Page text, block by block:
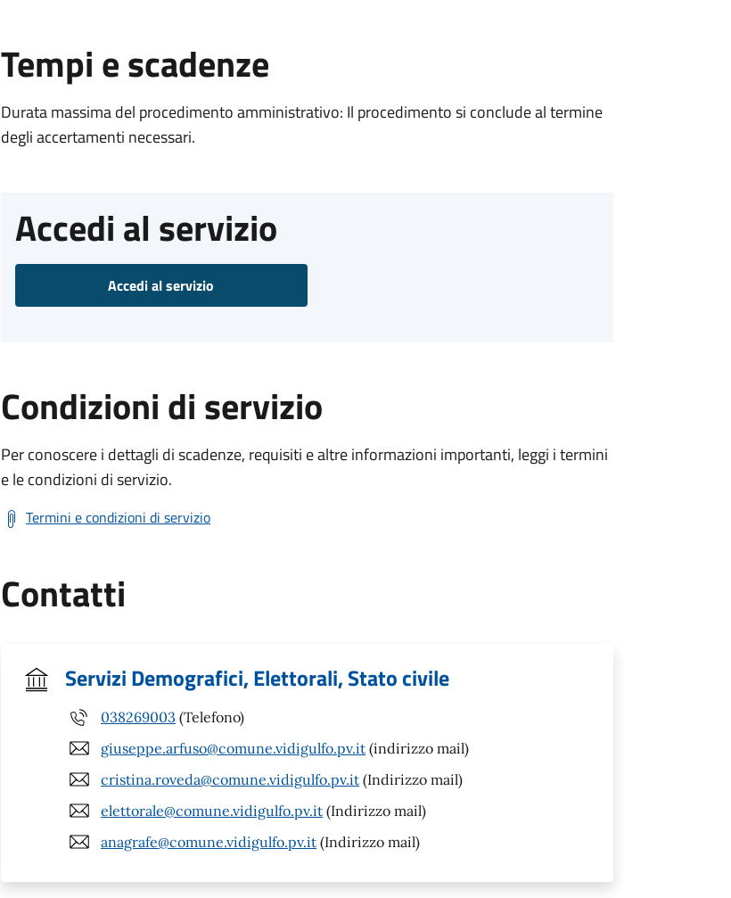
Tempi e scadenze
Durata massima del procedimento amministrativo: Il procedimento si conclude al termine
degli accertamenti necessari.
Accedi al servizio
Accedi al servizio
Condizioni di servizio
Per conoscere i dettagli di scadenze, requisiti e altre informazioni importanti, leggi i termini
e le condizioni di servizio.
Termini e condizioni di servizio
Contatti
Servizi Demografici, Elettorali, Stato civile
038269003 (Telefono)
giuseppe.arfuso@comune.vidigulfo.pv.it (indirizzo mail)
cristina.roveda@comune.vidigulfo.pv.it (Indirizzo mail)
elettorale@comune.vidigulfo.pv.it (Indirizzo mail)
anagrafe@comune.vidigulfo.pv.it (Indirizzo mail)